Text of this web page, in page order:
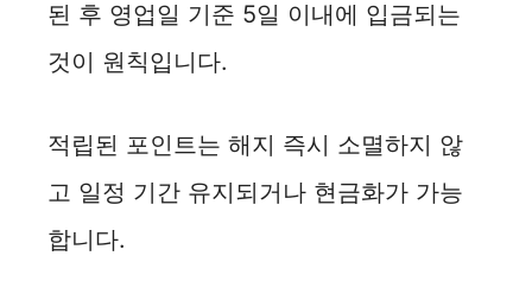
된 후 영업일 기준 5일 이내에 입금되는
것이 원칙입니다.
적립된 포인트는 해지 즉시 소멸하지 않
고 일정 기간 유지되거나 현금화가 가능
합니다.